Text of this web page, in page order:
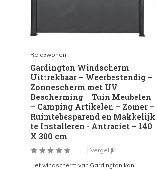
Relaxwonen
Gardington Windscherm
Uittrekbaar – Weerbestendig –
Zonnescherm met UV
Bescherming – Tuin Meubelen
– Camping Artikelen – Zomer –
Ruimtebesparend en Makkelijk
te Installeren - Antraciet – 140
X 300 cm
Vergelijk
Het windscherm van Gardington kan ...